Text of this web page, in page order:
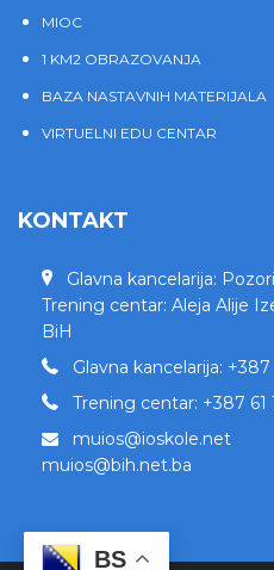
MIOC
1 KM2 OBRAZOVANJA
BAZA NASTAVNIH MATERIJALA
VIRTUELNI EDU CENTAR
KONTAKT
Glavna kancelarija:
Trening centar: Aleja Alije
BiH
Glavna kancelarija: +387
Trening centar: +387 61
muios@ioskole.net
muios@bih.net.ba
BS